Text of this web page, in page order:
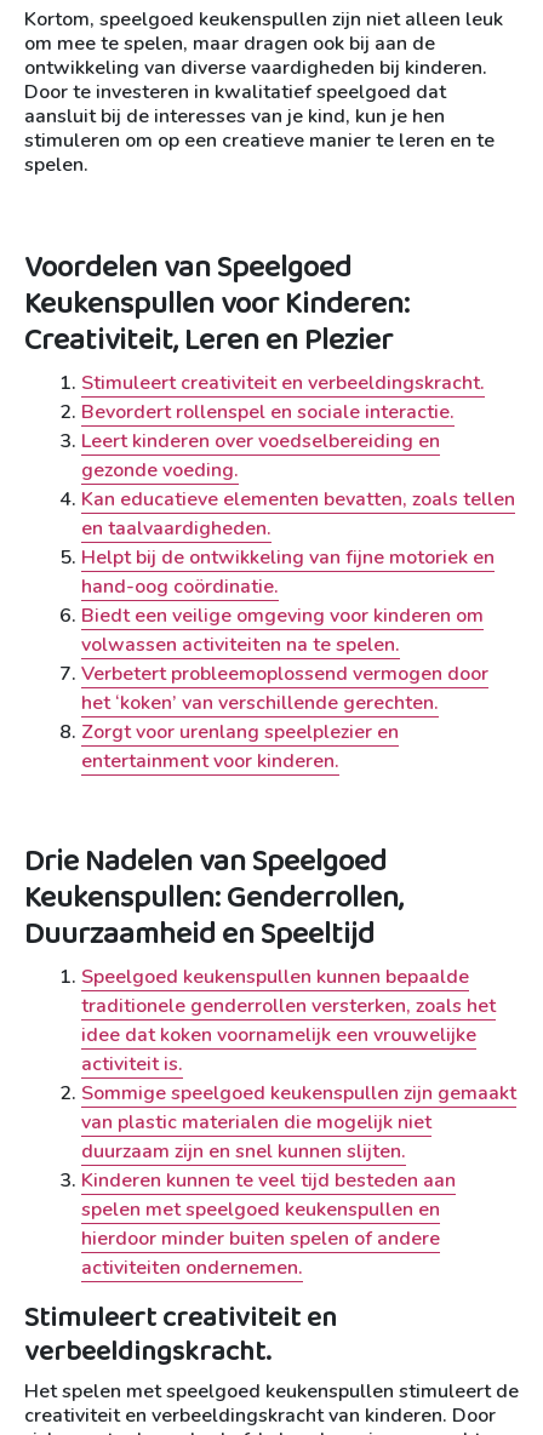
Kortom, speelgoed keukenspullen zijn niet alleen leuk
om mee te spelen, maar dragen ook bij aan de
ontwikkeling van diverse vaardigheden bij kinderen.
Door te investeren in kwalitatief speelgoed dat
aansluit bij de interesses van je kind, kun je hen
stimuleren om op een creatieve manier te leren en te
spelen.
Voordelen van Speelgoed
Keukenspullen voor Kinderen:
Creativiteit, Leren en Plezier
Stimuleert creativiteit en verbeeldingskracht.
Bevordert rollenspel en sociale interactie.
Leert kinderen over voedselbereiding en
gezonde voeding.
Kan educatieve elementen bevatten, zoals tellen
en taalvaardigheden.
Helpt bij de ontwikkeling van fijne motoriek en
hand-oog coördinatie.
Biedt een veilige omgeving voor kinderen om
volwassen activiteiten na te spelen.
Verbetert probleemoplossend vermogen door
het ‘koken’ van verschillende gerechten.
Zorgt voor urenlang speelplezier en
entertainment voor kinderen.
Drie Nadelen van Speelgoed
Keukenspullen: Genderrollen,
Duurzaamheid en Speeltijd
Speelgoed keukenspullen kunnen bepaalde
traditionele genderrollen versterken, zoals het
idee dat koken voornamelijk een vrouwelijke
activiteit is.
Sommige speelgoed keukenspullen zijn gemaakt
van plastic materialen die mogelijk niet
duurzaam zijn en snel kunnen slijten.
Kinderen kunnen te veel tijd besteden aan
spelen met speelgoed keukenspullen en
hierdoor minder buiten spelen of andere
activiteiten ondernemen.
Stimuleert creativiteit en
verbeeldingskracht.
Het spelen met speelgoed keukenspullen stimuleert de
creativiteit en verbeeldingskracht van kinderen. Door